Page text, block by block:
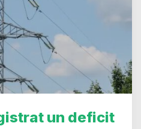
un deficit